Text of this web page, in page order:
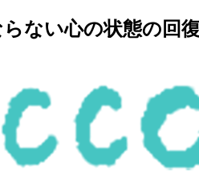
ない心の状態の回